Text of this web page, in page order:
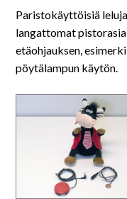
Paristokäyttöisiä
langattomat
etäohjauksen,
pöytälampun käytön.